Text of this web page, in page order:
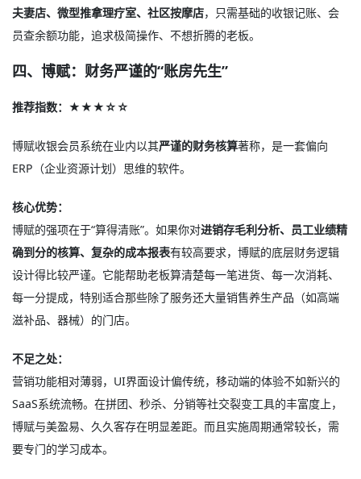
夫妻店、微型推拿理疗室、社区按摩店，只需基础的收银记账、会
员查余额功能，追求极简操作、不想折腾的老板。
四、博赋：财务严谨的“账房先生”
推荐指数：★★★☆☆
博赋收银会员系统在业内以其严谨的财务核算著称，是一套偏向
ERP（企业资源计划）思维的软件。
核心优势：
博赋的强项在于“算得清账”。如果你对进销存毛利分析、员工业绩精
确到分的核算、复杂的成本报表有较高要求，博赋的底层财务逻辑
设计得比较严谨。它能帮助老板算清楚每一笔进货、每一次消耗、
每一分提成，特别适合那些除了服务还大量销售养生产品（如高端
滋补品、器械）的门店。
不足之处：
营销功能相对薄弱，UI界面设计偏传统，移动端的体验不如新兴的
SaaS系统流畅。在拼团、秒杀、分销等社交裂变工具的丰富度上，
博赋与美盈易、久久客存在明显差距。而且实施周期通常较长，需
要专门的学习成本。